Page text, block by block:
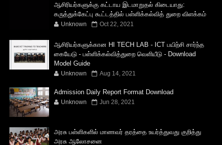
ஆசிரியர்களுக்கு கட்டாய இடமாறுதல் கிடையாது:
கருத்துக்கேட்பு கூட்டத்தில் பள்ளிக்கல்வித் துறை விளக்கம்
Unknown Oct 22, 2021
ஆசிரியர்களுக்கான HI TECH LAB - ICT பயிற்சி சார்ந்த
கையேடு - பள்ளிக்கல்வித்துறை வெளியீடு - Download
Model Guide
Unknown Aug 14, 2021
Admission Daily Report Format Download
Unknown Jun 28, 2021
அரசு பள்ளிகளில் மாணவர் தரத்தை உயர்த்துவது குறித்து
அரசு ஆலோசனை